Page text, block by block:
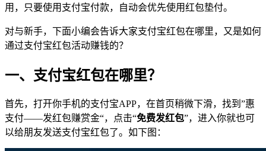
用，只要使用支付宝付款，自动会优先使用红包垫付。
对与新手，下面小编会告诉大家支付宝红包在哪里，又是如何
通过支付宝红包活动赚钱的？
一、支付宝红包在哪里？
首先，打开你手机的支付宝APP，在首页稍微下滑，找到”惠
支付——发红包赚赏金“，点击“免费发红包”，进入你就也可
以给朋友发送支付宝红包了。如下图：